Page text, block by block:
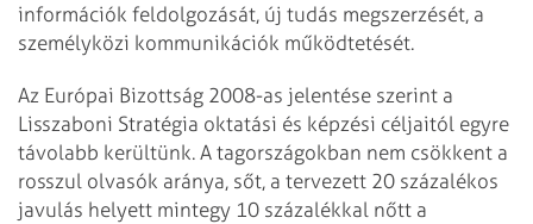
információk feldolgozását, új tudás megszerzését, a
személyközi kommunikációk mű­ködtetését.
Az Európai Bizottság 2008-as jelentése szerint a
Lisszaboni Stratégia oktatási és képzési céljaitól egyre
távolabb kerültünk. A tagorszá­gokban nem csökkent a
rosszul olvasók aránya, sőt, a tervezett 20 százalékos
javulás helyett mintegy 10 százalékkal nőtt a